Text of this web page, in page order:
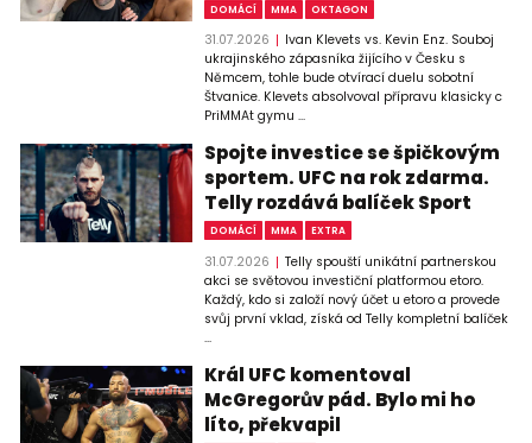
DOMÁCÍ MMA OKTAGON
31.07.2026
Ivan Klevets vs. Kevin Enz. Souboj
ukrajinského zápasníka žijícího v Česku s
Němcem, tohle bude otvírací duelu sobotní
Štvanice. Klevets absolvoval přípravu klasicky c
PriMMAt gymu ...
Spojte investice se špičkovým
sportem. UFC na rok zdarma.
Telly rozdává balíček Sport
DOMÁCÍ MMA EXTRA
31.07.2026
Telly spouští unikátní partnerskou
akci se světovou investiční platformou etoro.
Každý, kdo si založí nový účet u etoro a provede
svůj první vklad, získá od Telly kompletní balíček
...
Král UFC komentoval
McGregorův pád. Bylo mi ho
líto, překvapil